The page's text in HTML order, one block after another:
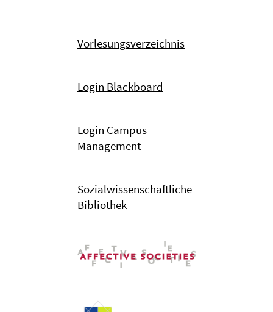
Vorlesungsverzeichnis
Login Blackboard
Login Campus
Management
Sozialwissenschaftliche
Bibliothek